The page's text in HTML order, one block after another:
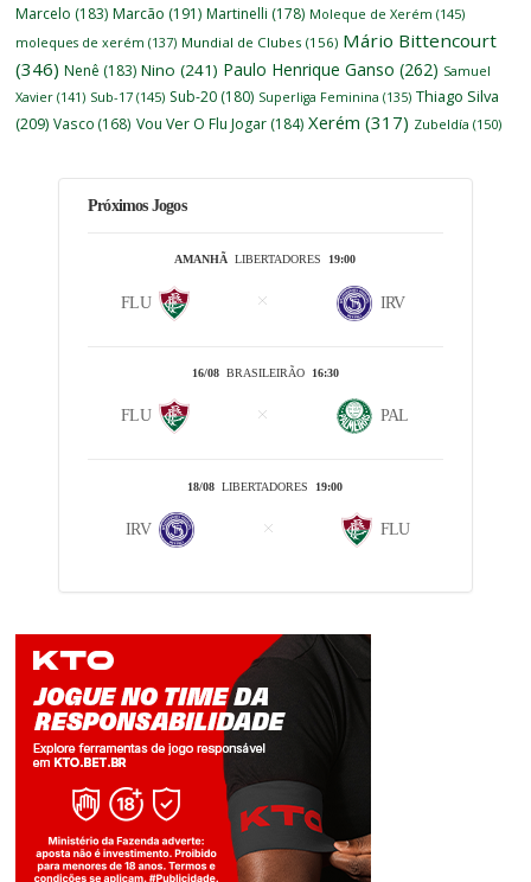
Marcelo (183) Marcão (191) Martinelli (178) Moleque de Xerém (145)
moleques de xerém (137) Mundial de Clubes (156) Mário Bittencourt
(346) Nenê (183) Nino (241) Paulo Henrique Ganso (262) Samuel
Xavier (141) Sub-17 (145) Sub-20 (180) Superliga Feminina (135) Thiago Silva
(209) Vasco (168) Vou Ver O Flu Jogar (184) Xerém (317) Zubeldía (150)
Próximos Jogos
AMANHÃ LIBERTADORES 19:00
FLU IRV
16/08BRASILEIRÃO 16:30
FLU PAL
18/08 LIBERTADORES 19:00
IRV FLU